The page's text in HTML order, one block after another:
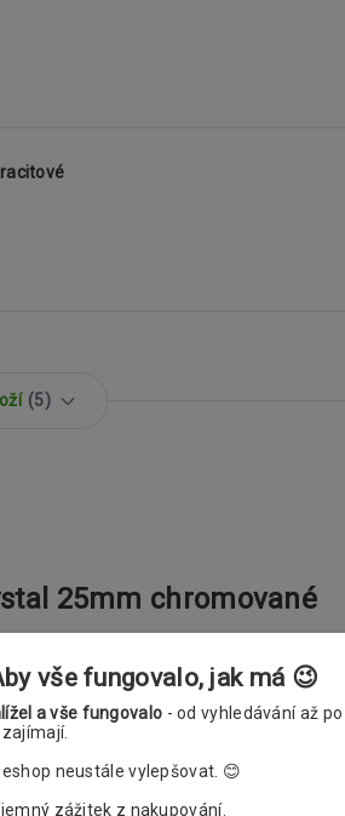
5
25mm chromované
vše fungovalo, jak má 😉
a vše fungovalo - od vyhledávání až
neustále vylepšovat. 😊
zážitek z nakupování.